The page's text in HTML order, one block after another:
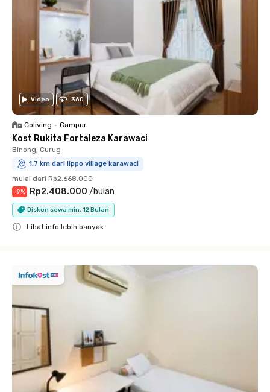
Video 360
Coliving • Campur
Kost Rukita Fortaleza Karawaci
Binong, Curug
1.7 km dari lippo village karawaci
mulai dari Rp2.668.000
-9% Rp2.408.000 /bulan
Diskon sewa min. 12 Bulan
Lihat info lebih banyak